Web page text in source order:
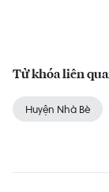
Từ khóa liên
Huyện Nhà Bè